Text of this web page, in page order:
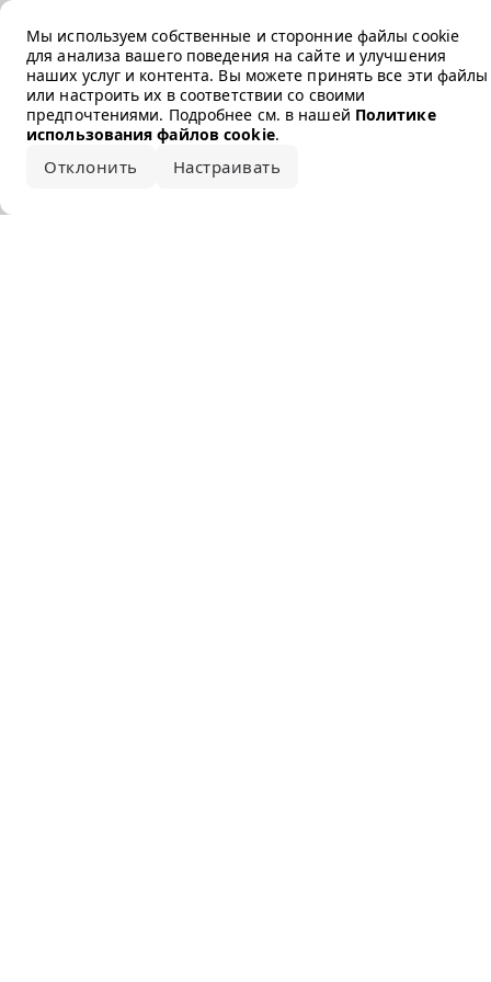
Мы используем собственные и сторонние файлы cookie
для анализа вашего поведения на сайте и улучшения
наших услуг и контента. Вы можете принять все эти файлы
или настроить их в соответствии со своими
предпочтениями. Подробнее см. в нашей Политике
использования файлов cookie.
Отклонить Настраивать
Error loading the brand